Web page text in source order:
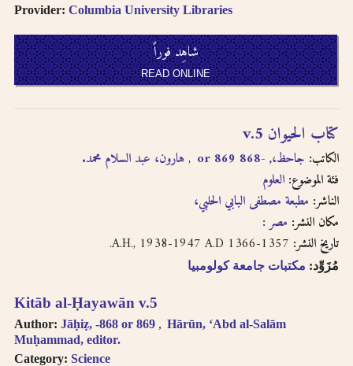
Provider: Columbia University Libraries
شاهِد فوراً
READ ONLINE
Kitāb al-Ḥayawān v.5
Author: Jāḥiẓ, -868 or 869
Hārūn, ʻAbd al-Salām
Muḥammad, editor.
Category: Science
كتاب الحيوان v.5
الكاتب: جاحظ،, -868 or 869
هارون، عبد السلام محمد.
فئة الموضوع: العلوم
الناشر: مطبعة مصطفى البابي الحلبي،
مكان النشر: مصر :
تاريخ النشر:
مُزَوِّد: مكتبات جامعة كولومبيا